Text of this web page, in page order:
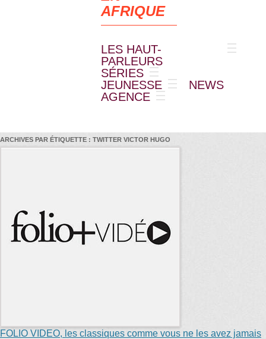
AFRIQUE
LES HAUT-
PARLEURS
SÉRIES
JEUNESSE
NEWS
AGENCE
ARCHIVES PAR ÉTIQUETTE : TWITTER VICTOR HUGO
FOLIO VIDEO, les classiques comme vous ne les avez jamais